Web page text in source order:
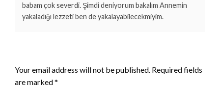
babam çok severdi. Şimdi deniyorum bakalım Annemin
yakaladığı lezzeti ben de yakalayabilecekmiyim.
Your email address will not be published. Required fields
are marked*